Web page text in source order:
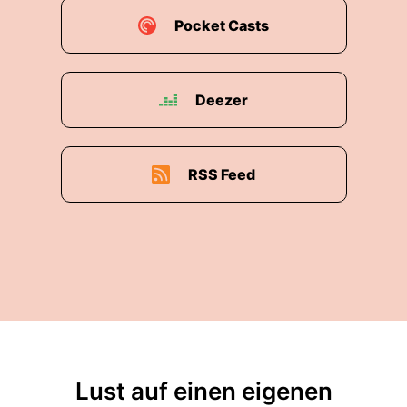
Anregungen und Zuschriften über Podcast, App
TV oder über unseren Instagram Kanal. Bis
00:02:18: Sprecher 1 Macht's gut.
Pocket Casts
Deezer
RSS Feed
Lust auf einen eigenen